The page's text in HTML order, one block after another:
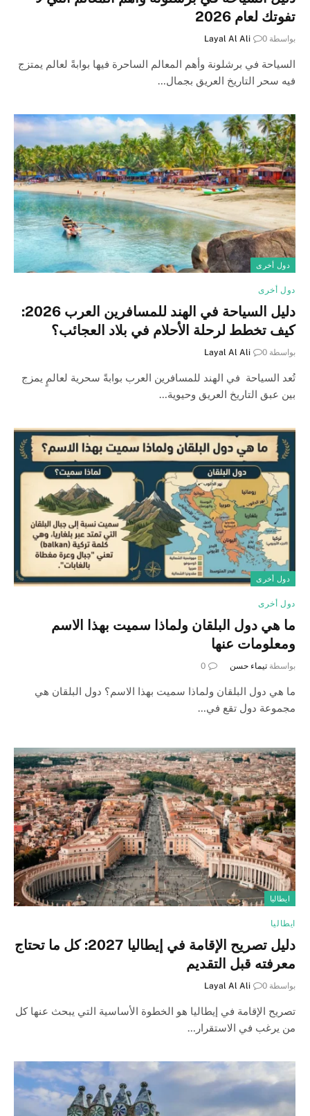
تفوتك لعام 2026
بواسطة Layal Al Ali 0
السياحة في برشلونة وأهم المعالم الساحرة فيها بوابةً لعالم يمتزج
فيه سحر التاريخ العريق بجمال…
دول أخرى
دول أخرى
دليل السياحة في الهند للمسافرين العرب 2026:
كيف تخطط لرحلة الأحلام في بلاد العجائب؟
بواسطة Layal Al Ali 0
تُعد السياحة في الهند للمسافرين العرب بوابةً سحرية لعالمٍ يمزج
بين عبق التاريخ العريق وحيوية…
دول أخرى
دول أخرى
ما هي دول البلقان ولماذا سميت بهذا الاسم
ومعلومات عنها
بواسطة تيماء حسن 0
ما هي دول البلقان ولماذا سميت بهذا الاسم؟ دول البلقان هي
مجموعة دول تقع في…
ايطاليا
ايطاليا
دليل تصريح الإقامة في إيطاليا 2027: كل ما تحتاج
معرفته قبل التقديم
بواسطة Layal Al Ali 0
تصريح الإقامة في إيطاليا هو الخطوة الأساسية التي يبحث عنها كل
من يرغب في الاستقرار…